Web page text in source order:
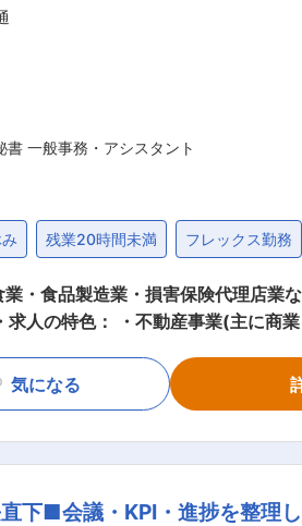
前払退職金） ※プロスタッフ職の
。会社指示による転勤者には支給 ■働きやすさ：
『子育てサポート企業』『不妊治
書 一般事務・アシスタント
残業20時間未満 フレックス勤務
・食品製造業・損害保険代理店業
る方を募集します。貿易業、不動
・会議資料や議事録の作成 ・業績
目指しており、営業と管理の両
気になる
下■会議・KPI・進捗を整理